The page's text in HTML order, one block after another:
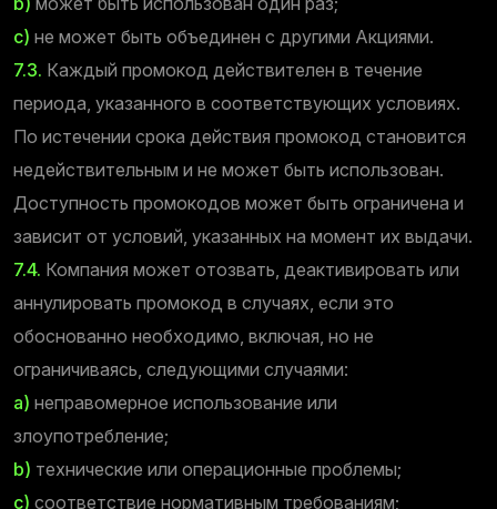
c) не может быть объединен с другими Акциями.
7.3. Каждый промокод действителен в течение
периода, указанного в соответствующих условиях.
По истечении срока действия промокод становится
недействительным и не может быть использован.
Доступность промокодов может быть ограничена и
зависит от условий, указанных на момент их выдачи.
7.4. Компания может отозвать, деактивировать или
аннулировать промокод в случаях, если это
обоснованно необходимо, включая, но не
ограничиваясь, следующими случаями:
a) неправомерное использование или
злоупотребление;
b) технические или операционные проблемы;
c) соответствие нормативным требованиям;